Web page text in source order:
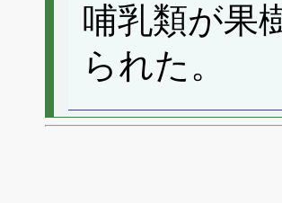
哺乳類が果
られた。